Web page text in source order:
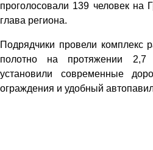
проголосовали 139 человек на
глава региона.
Подрядчики провели комплекс
полотно на протяжении 2,7
установили современные
ограждения и удобный